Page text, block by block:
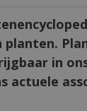
in
actuele